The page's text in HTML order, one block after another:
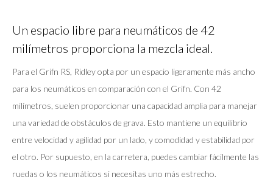
Un espacio libre para neumáticos de 42
milímetros proporciona la mezcla ideal.
Para el Grifn RS, Ridley opta por un espacio ligeramente más ancho
para los neumáticos en comparación con el Grifn. Con 42
milímetros, suelen proporcionar una capacidad amplia para manejar
una variedad de obstáculos de grava. Esto mantiene un equilibrio
entre velocidad y agilidad por un lado, y comodidad y estabilidad por
el otro. Por supuesto, en la carretera, puedes cambiar fácilmente las
ruedas o los neumáticos si necesitas uno más estrecho.